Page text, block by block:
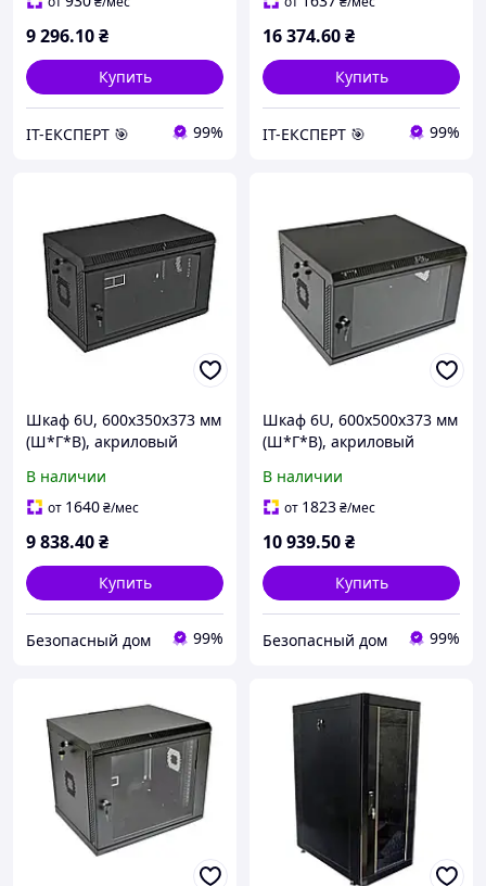
9 296.10₴
Купить
ІТ-ЕКСПЕРТ 🎯 99%
16 374.60₴
Купить
ІТ-ЕКСПЕРТ 🎯 99%
Шкаф 6U, 600х350х373 мм
(Ш*Г*В), акриловый
В наличии
от 1640₴/мес
9 838.40₴
Купить
Безопасный дом 99%
Шкаф 6U, 600х500х373 мм
(Ш*Г*В), акриловый
В наличии
от 1823₴/мес
10 939.50₴
Купить
Безопасный дом 99%